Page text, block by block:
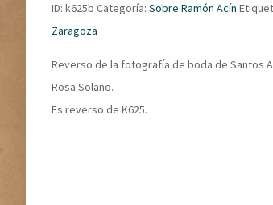
ID:k625b Categoría:Sobre Ramón Acín
Zaragoza
Reverso de la fotografía de boda de Santos
Rosa Solano.
Es reverso de K625.